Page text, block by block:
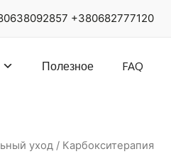
+380682777120
Полезное FAQ
уход / Карбокситерапия